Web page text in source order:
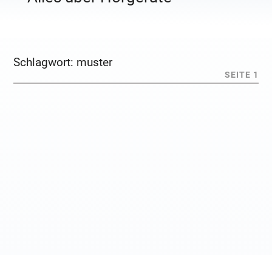
Schlagwort: muster
SEITE 1